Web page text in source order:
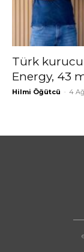
Türk kurucu
Energy, 43
Hilmi Öğütcü - 4